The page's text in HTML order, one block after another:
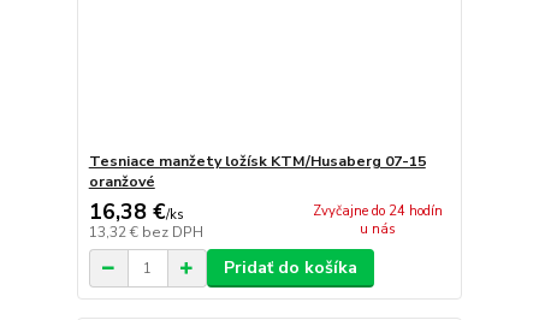
Tesniace manžety ložísk KTM/Husaberg 07-15
oranžové
16,38 €/ks
13,32 € bez DPH
Zvyčajne do 24 hodín
u nás
Pridať do košíka